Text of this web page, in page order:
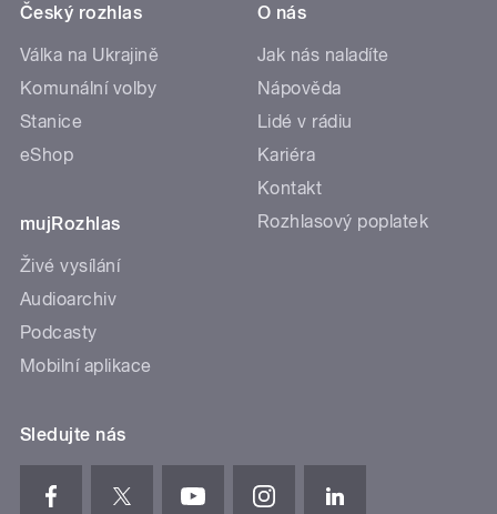
Český rozhlas
Válka na Ukrajině
Komunální volby
Stanice
eShop
mujRozhlas
Živé vysílání
Audioarchiv
Podcasty
Mobilní aplikace
O nás
Jak nás naladíte
Nápověda
Lidé v rádiu
Kariéra
Kontakt
Rozhlasový poplatek
Sledujte nás